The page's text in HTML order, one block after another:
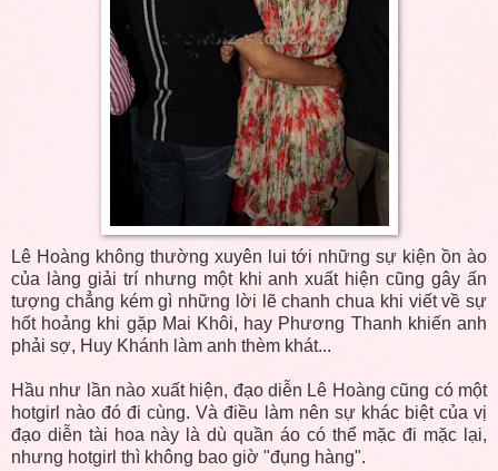
Lê Hoàng không thường xuyên lui tới những sự kiện ồn ào
của làng giải trí nhưng một khi anh xuất hiện cũng gây ấn
tượng chẳng kém gì những lời lẽ chanh chua khi viết về sự
hốt hoảng khi gặp Mai Khôi, hay Phương Thanh khiến anh
phải sợ, Huy Khánh làm anh thèm khát...
Hầu như lần nào xuất hiện, đạo diễn Lê Hoàng cũng có một
hotgirl nào đó đi cùng. Và điều làm nên sự khác biệt của vị
đạo diễn tài hoa này là dù quần áo có thể mặc đi mặc lại,
nhưng hotgirl thì không bao giờ "đụng hàng".